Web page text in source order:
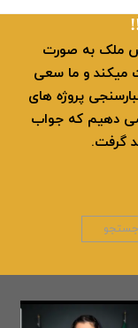
پیش فروش ملک به صورت
22 تهران فعالیت میکند و ما سعی
پروژه های
دهیم که جواب
گرفت.
جستجو